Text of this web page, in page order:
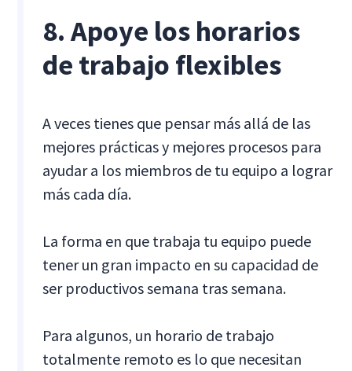
8. Apoye los horarios
de trabajo flexibles
A veces tienes que pensar más allá de las
mejores prácticas y mejores procesos para
ayudar a los miembros de tu equipo a lograr
más cada día.
La forma en que trabaja tu equipo puede
tener un gran impacto en su capacidad de
ser productivos semana tras semana.
Para algunos, un horario de trabajo
totalmente remoto es lo que necesitan